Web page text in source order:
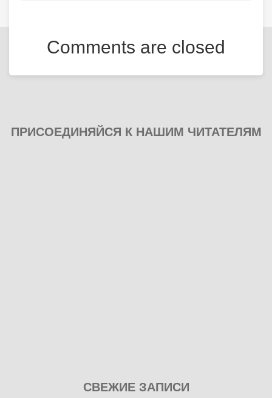
Comments are closed
ПРИСОЕДИНЯЙСЯ К НАШИМ ЧИТАТЕЛЯМ
СВЕЖИЕ ЗАПИСИ